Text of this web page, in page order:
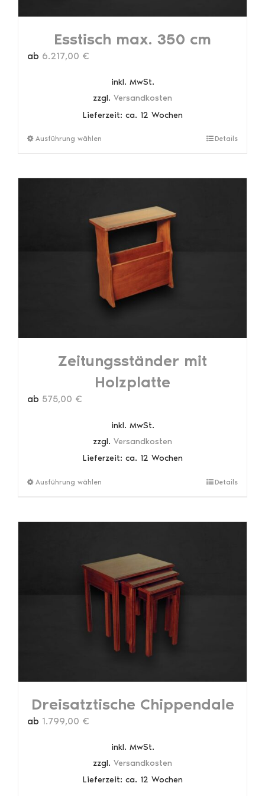
Esstisch max. 350 cm
ab 6.217,00 €
inkl. MwSt.
zzgl. Versandkosten
Lieferzeit: ca. 12 Wochen
Ausführung wählen
mehrere
Die
Optionen
können
auf
der
Produktseite
Details
Zeitungsständer mit
Holzplatte
ab 575,00 €
inkl. MwSt.
zzgl. Versandkosten
Lieferzeit: ca. 12 Wochen
Ausführung wählen
mehrere
Die
Optionen
können
auf
der
Produktseite
gewählt
Details
Dreisatztische Chippendale
ab 1.799,00 €
inkl. MwSt.
zzgl. Versandkosten
Lieferzeit: ca. 12 Wochen